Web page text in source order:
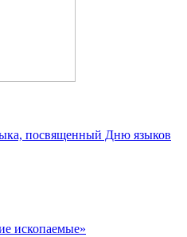
посвященный Дню языков
ископаемые»